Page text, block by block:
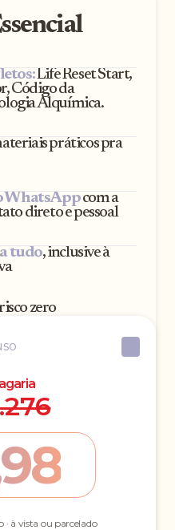
Life Reset Start,
Código da
Alquímica.
práticos pra
WhatsAppcom a
direto e pessoal
a tudo, inclusive à
zero
· à vista ou parcelado